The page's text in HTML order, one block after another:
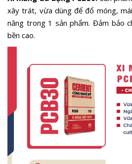
xây trát, vừa dùng để đổ móng,
năng trong 1 sản phẩm. Đảm bảo
bền cao.